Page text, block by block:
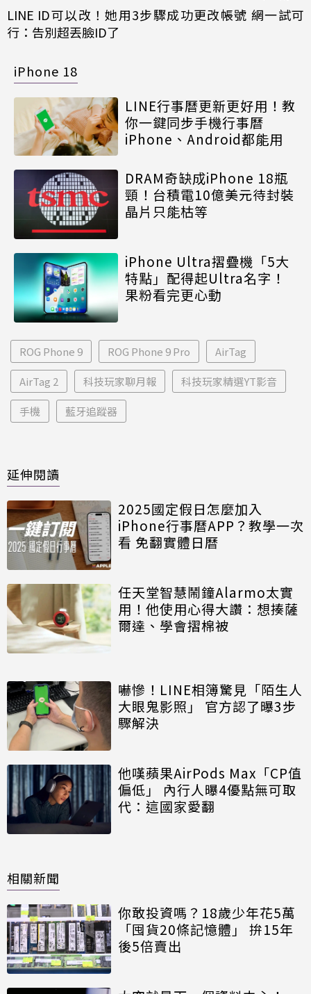
LINE ID可以改！她用3步驟成功更改帳號 網一試可
行：告別超丟臉ID了
iPhone 18
LINE行事曆更新更好用！教
你一鍵同步手機行事曆
iPhone、Android都能用
DRAM奇缺成iPhone 18瓶
頸！台積電10億美元待封裝
晶片只能枯等
iPhone Ultra摺疊機「5大
特點」配得起Ultra名字！
果粉看完更心動
ROG Phone 9 ROG Phone 9 Pro AirTag
AirTag 2 科技玩家聊月報 科技玩家精選YT影音
手機 藍牙追蹤器
延伸閱讀
2025國定假日怎麼加入
iPhone行事曆APP？教學一次
看 免翻實體日曆
任天堂智慧鬧鐘Alarmo太實
用！他使用心得大讚：想揍薩
爾達、學會摺棉被
嚇慘！LINE相簿驚見「陌生人
大眼鬼影照」 官方認了曝3步
驟解決
他嘆蘋果AirPods Max「CP值
偏低」 內行人曝4優點無可取
代：這國家愛翻
相關新聞
你敢投資嗎？18歲少年花5萬
「囤貨20條記憶體」 拚15年
後5倍賣出